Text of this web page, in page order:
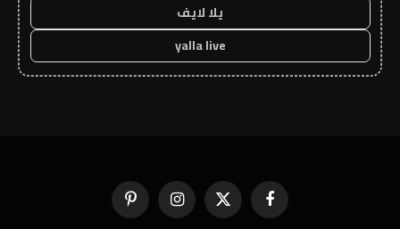
يلا لايف
yalla live
فيسبوك X
(Twitter)
الانستغرامبينتيريست